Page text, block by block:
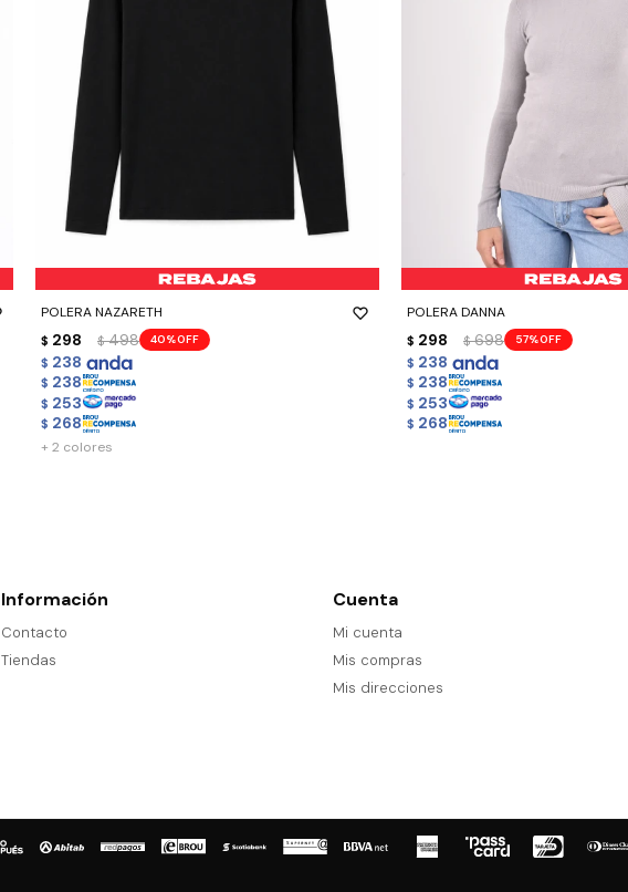
POLERA NAZARETH
$ 298 $ 498 40
$ 238
$ 238
$ 253
$ 268
- +
+ 2 colores
POLERA DANNA
$ 298 $ 698 57
$ 238
$ 238
$ 253
$ 268
- +
Información
Contacto
Tiendas
Cuenta
Mi cuenta
Mis compras
Mis direcciones